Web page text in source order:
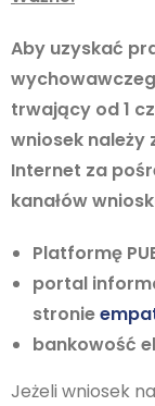
Aby uzyskać
trwający od 1
wniosek należy
Internet za
kanałów
Platformę
portal
stronie
bankowość
Jeżeli wniosek